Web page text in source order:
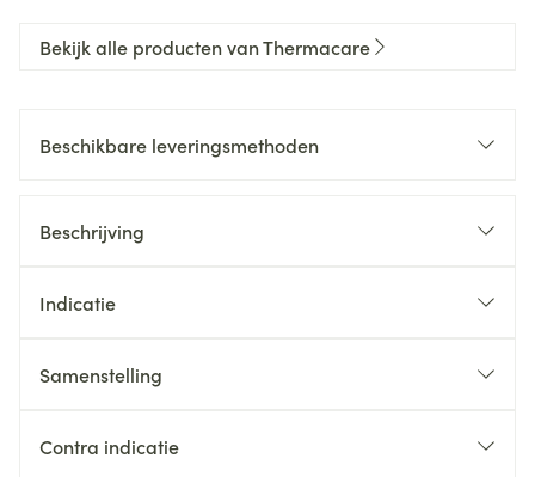
Bekijk alle producten van Thermacare
Beschikbare leveringsmethoden
Beschrijving
Indicatie
Samenstelling
Contra indicatie